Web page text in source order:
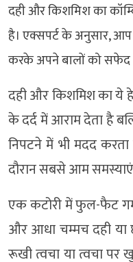
दही और किशमिश का
है। एक्सपर्ट के अनुसार,
करके अपने बालों को सफेद
दही और किशमिश का ये
के दर्द में आराम देता है
निपटने में भी मदद
दौरान सबसे आम
एक कटोरी में फुल-फैट
और आधा चम्मच दही
रूखी त्वचा या त्वचा